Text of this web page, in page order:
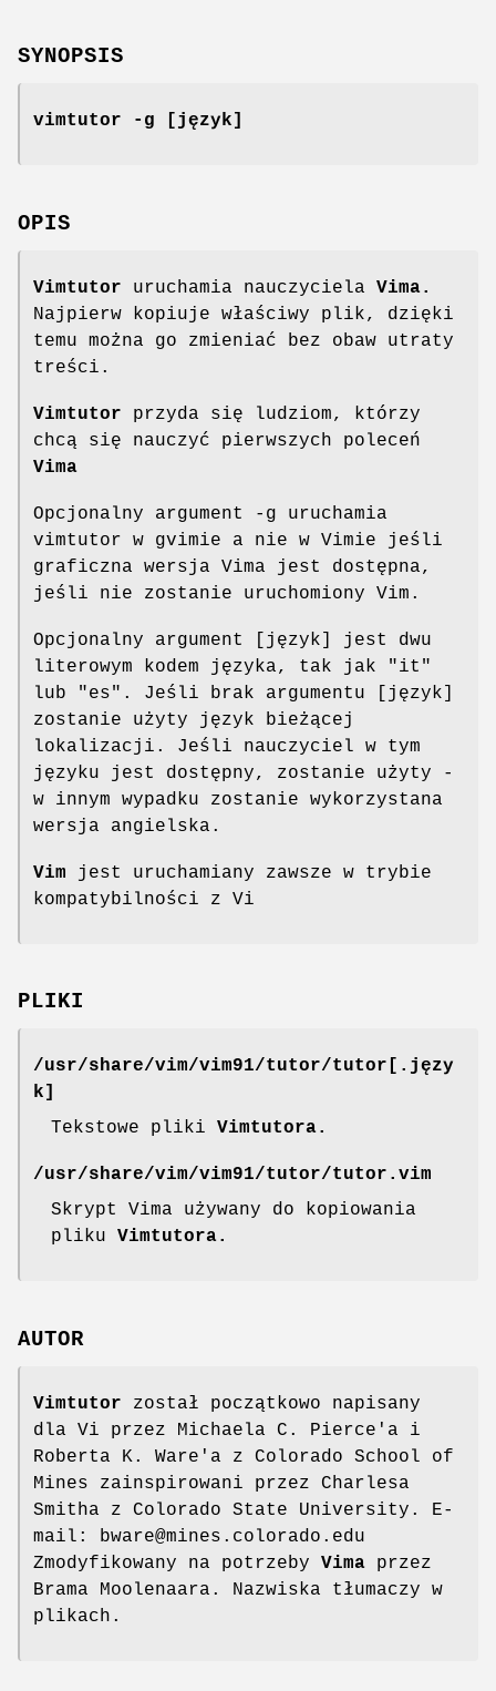
SYNOPSIS
vimtutor -g [język]
OPIS
Vimtutor uruchamia nauczyciela Vima.
Najpierw kopiuje właściwy plik, dzięki
temu można go zmieniać bez obaw utraty
treści.
Vimtutor przyda się ludziom, którzy
chcą się nauczyć pierwszych poleceń
Vima
Opcjonalny argument -g uruchamia
vimtutor w gvimie a nie w Vimie jeśli
graficzna wersja Vima jest dostępna,
jeśli nie zostanie uruchomiony Vim.
Opcjonalny argument [język] jest dwu
literowym kodem języka, tak jak "it"
lub "es". Jeśli brak argumentu [język]
zostanie użyty język bieżącej
lokalizacji. Jeśli nauczyciel w tym
języku jest dostępny, zostanie użyty -
w innym wypadku zostanie wykorzystana
wersja angielska.
Vim jest uruchamiany zawsze w trybie
kompatybilności z Vi
PLIKI
/usr/share/vim/vim91/tutor/tutor[.języ
k]
Tekstowe pliki Vimtutora.
/usr/share/vim/vim91/tutor/tutor.vim
Skrypt Vima używany do kopiowania
pliku Vimtutora.
AUTOR
Vimtutor został początkowo napisany
dla Vi przez Michaela C. Pierce'a i
Roberta K. Ware'a z Colorado School of
Mines zainspirowani przez Charlesa
Smitha z Colorado State University. E-
mail: bware@mines.colorado.edu
Zmodyfikowany na potrzeby Vima przez
Brama Moolenaara. Nazwiska tłumaczy w
plikach.